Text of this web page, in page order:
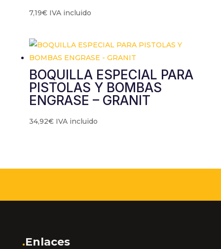
7,19€ IVA incluido
BOQUILLA ESPECIAL PARA
PISTOLAS Y BOMBAS
ENGRASE – GRANIT
34,92€ IVA incluido
.Enlaces